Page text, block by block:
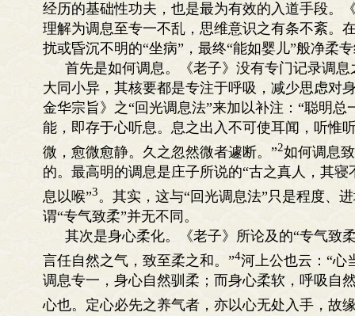
经历的基础性功夫，也是最为有效的入道手段。
理解为调息至专一不乱，思维意识之有条不紊。
扰或昏沉不明的“坐病”，最终“能如婴儿”般净柔
首先是如何调息。《老子》没有专门记录调
大同小异，其核要都是专注于呼吸，减少思虑对
金华宗旨》之“回光调息法”来加以补注：“聪明
能，即存于心听息。息之出入不可使耳闻，听惟
微，愈微愈静。久之忽然微者遽断。”2如何调息
的。最高明的调息是庄子所说的“古之真人，其
息以喉”3。其实，这与“回光调息法”只是程度、
谓“专气致柔”并无不同。
其次是身心柔化。《老子》所论及的“专气致
言任自然之气，致至柔之和。”4河上公也云：“心
调息专一，身心自然驯柔；而身心柔软，呼吸自
心也。定心必先之养气者，亦以心无处入手，故